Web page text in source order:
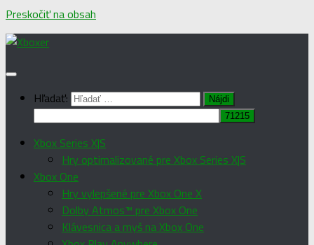
Preskočiť na obsah
Hľadať:
Xbox Series X|S
Hry optimalizované pre Xbox Series X|S
Xbox One
Hry vylepšené pre Xbox One X
Dolby Atmos™ pre Xbox One
Klávesnica a myš na Xbox One